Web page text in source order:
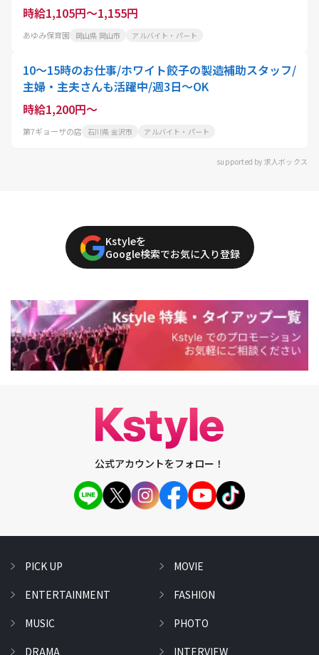
時給1,105円～1,155円
あゆみ保育園 岡山県 岡山市 アルバイト・パート
10～15時のお仕事/ホワイト餃子の製造補助スタッフ/
主婦・主夫さんも活躍中/週3日～OK
時給1,200円～
第7ギョーザの店 石川県 金沢市 アルバイト・パート
supported by 求人ボックス
Kstyleを
Google検索でお気に入り登録
公式アカウントをフォロー！
PICK UP
ENTERTAINMENT
MUSIC
DRAMA
MOVIE
FASHION
PHOTO
INTERVIEW